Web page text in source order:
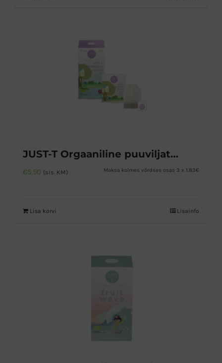
JUST-T Orgaaniline puuviljatee
€5,50 (sis. KM) Maksa kolmes võrdses osas 3 x 1.83€
Lisa korvi Lisainfo